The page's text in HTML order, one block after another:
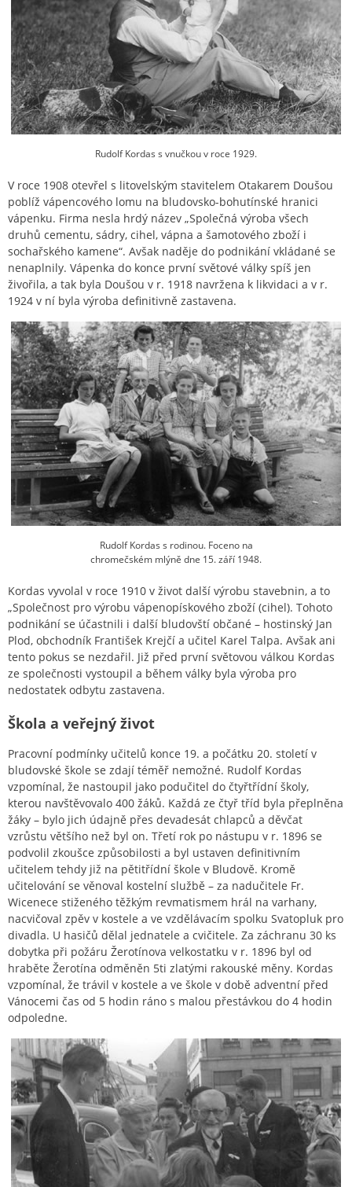
Rudolf Kordas s vnučkou v roce 1929.
V roce 1908 otevřel s litovelským stavitelem Otakarem Doušou
poblíž vápencového lomu na bludovsko-bohutínské hranici
vápenku. Firma nesla hrdý název „Společná výroba všech
druhů cementu, sádry, cihel, vápna a šamotového zboží i
sochařského kamene“. Avšak naděje do podnikání vkládané se
nenaplnily. Vápenka do konce první světové války spíš jen
živořila, a tak byla Doušou v r. 1918 navržena k likvidaci a v r.
1924 v ní byla výroba definitivně zastavena.
Rudolf Kordas s rodinou. Foceno na
chromečském mlýně dne 15. září 1948.
Kordas vyvolal v roce 1910 v život další výrobu stavebnin, a to
„Společnost pro výrobu vápenopískového zboží (cihel). Tohoto
podnikání se účastnili i další bludovští občané – hostinský Jan
Plod, obchodník František Krejčí a učitel Karel Talpa. Avšak ani
tento pokus se nezdařil. Již před první světovou válkou Kordas
ze společnosti vystoupil a během války byla výroba pro
nedostatek odbytu zastavena.
Škola a veřejný život
Pracovní podmínky učitelů konce 19. a počátku 20. století v
bludovské škole se zdají téměř nemožné. Rudolf Kordas
vzpomínal, že nastoupil jako podučitel do čtyřtřídní školy,
kterou navštěvovalo 400 žáků. Každá ze čtyř tříd byla přeplněna
žáky – bylo jich údajně přes devadesát chlapců a děvčat
vzrůstu většího než byl on. Třetí rok po nástupu v r. 1896 se
podvolil zkoušce způsobilosti a byl ustaven definitivním
učitelem tehdy již na pětitřídní škole v Bludově. Kromě
učitelování se věnoval kostelní službě – za nadučitele Fr.
Wicenece stiženého těžkým revmatismem hrál na varhany,
nacvičoval zpěv v kostele a ve vzdělávacím spolku Svatopluk pro
divadla. U hasičů dělal jednatele a cvičitele. Za záchranu 30 ks
dobytka při požáru Žerotínova velkostatku v r. 1896 byl od
hraběte Žerotína odměněn 5ti zlatými rakouské měny. Kordas
vzpomínal, že trávil v kostele a ve škole v době adventní před
Vánocemi čas od 5 hodin ráno s malou přestávkou do 4 hodin
odpoledne.